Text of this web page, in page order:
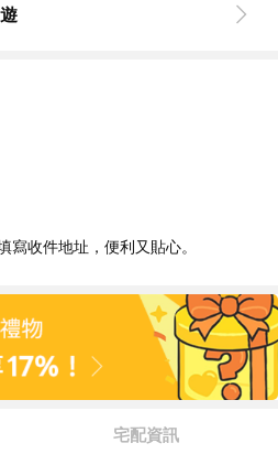
收件地址，便利又貼心。
宅配資訊